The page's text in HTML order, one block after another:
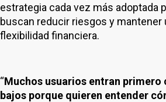
estrategia cada vez más adoptada
buscan reducir riesgos y mantener
flexibilidad financiera.
“Muchos usuarios entran primero
bajos porque quieren entender